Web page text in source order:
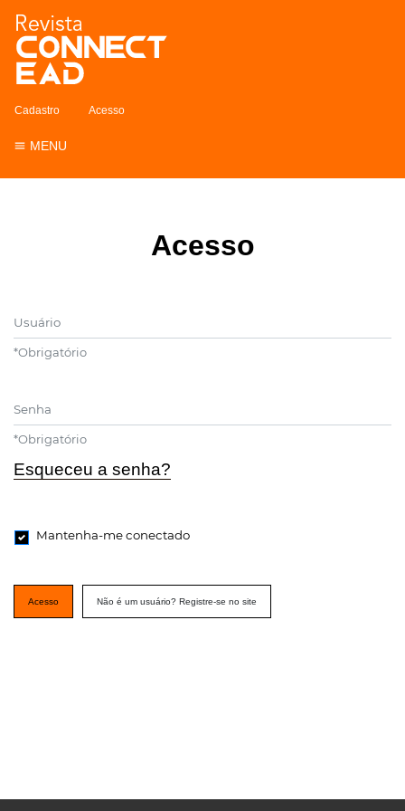
Cadastro Acesso
MENU
Acesso
Usuário
*Obrigatório
Senha
*Obrigatório
Esqueceu a senha?
Mantenha-me conectado
Acesso Não é um usuário? Registre-se no site